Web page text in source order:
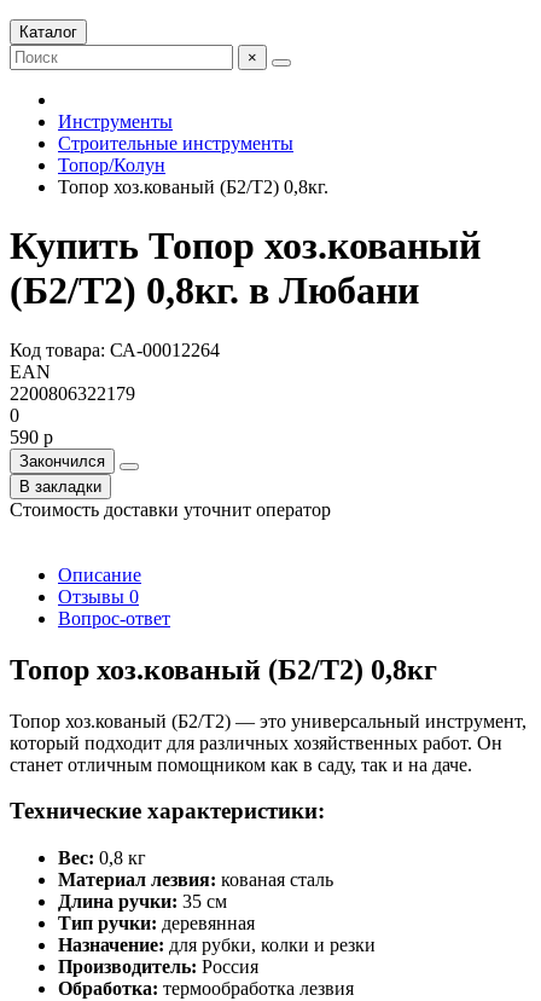
Каталог
×
Инструменты
Строительные инструменты
Топор/Колун
Топор хоз.кованый (Б2/Т2) 0,8кг.
Купить Топор хоз.кованый
(Б2/Т2) 0,8кг. в Любани
Код товара: СА-00012264
EAN
2200806322179
0
590 р
Закончился
В закладки
Стоимость доставки уточнит оператор
Описание
Отзывы 0
Вопрос-ответ
Топор хоз.кованый (Б2/Т2) 0,8кг
Топор хоз.кованый (Б2/Т2) — это универсальный инструмент,
который подходит для различных хозяйственных работ. Он
станет отличным помощником как в саду, так и на даче.
Технические характеристики:
Вес: 0,8 кг
Материал лезвия: кованая сталь
Длина ручки: 35 см
Тип ручки: деревянная
Назначение: для рубки, колки и резки
Производитель: Россия
Обработка: термообработка лезвия